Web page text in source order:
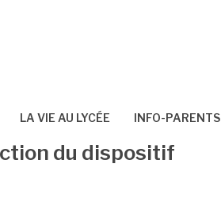
LA VIE AU LYCÉE INFO-PARENTS
du dispositif